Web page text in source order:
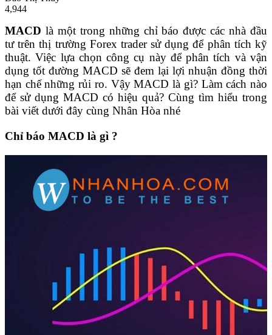
4,944
MACD là một trong những chỉ báo được các nhà đầu
tư trên thị trường Forex trader sử dụng để phân tích kỹ
thuật. Việc lựa chọn công cụ này để phân tích và vận
dụng tốt đường MACD sẽ đem lại lợi nhuận đồng thời
hạn chế những rủi ro. Vậy MACD là gì? Làm cách nào
để sử dụng MACD có hiệu quả? Cùng tìm hiểu trong
bài viết dưới đây cùng Nhân Hòa nhé
Chỉ báo MACD là gì ?